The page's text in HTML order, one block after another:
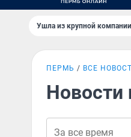
Ушла из крупной
ПЕРМЬ ВСЕ
Новости